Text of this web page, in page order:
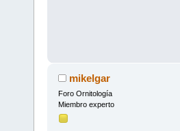
mikelgar
Foro Ornitología
Miembro experto